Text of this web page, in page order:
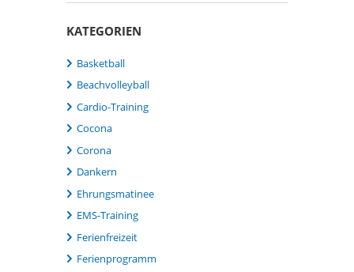
KATEGORIEN
Basketball
Beachvolleyball
Cardio-Training
Cocona
Corona
Dankern
Ehrungsmatinee
EMS-Training
Ferienfreizeit
Ferienprogramm